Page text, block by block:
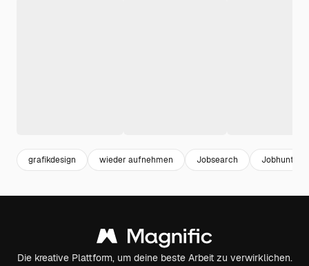
grafikdesign wieder aufnehmen Jobsearch Jobhunting
Die kreative Plattform, um deine beste Arbeit zu verwirklichen.